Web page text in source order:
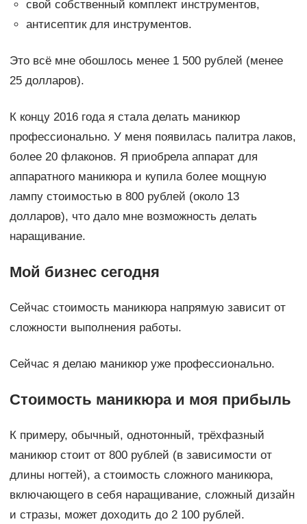
свой собственный комплект инструментов,
антисептик для инструментов.
Это всё мне обошлось менее 1 500 рублей (менее
25 долларов).
К концу 2016 года я стала делать маникюр
профессионально. У меня появилась палитра лаков,
более 20 флаконов. Я приобрела аппарат для
аппаратного маникюра и купила более мощную
лампу стоимостью в 800 рублей (около 13
долларов), что дало мне возможность делать
наращивание.
Мой бизнес сегодня
Сейчас стоимость маникюра напрямую зависит от
сложности выполнения работы.
Сейчас я делаю маникюр уже профессионально.
Стоимость маникюра и моя прибыль
К примеру, обычный, однотонный, трёхфазный
маникюр стоит от 800 рублей (в зависимости от
длины ногтей), а стоимость сложного маникюра,
включающего в себя наращивание, сложный дизайн
и стразы, может доходить до 2 100 рублей.